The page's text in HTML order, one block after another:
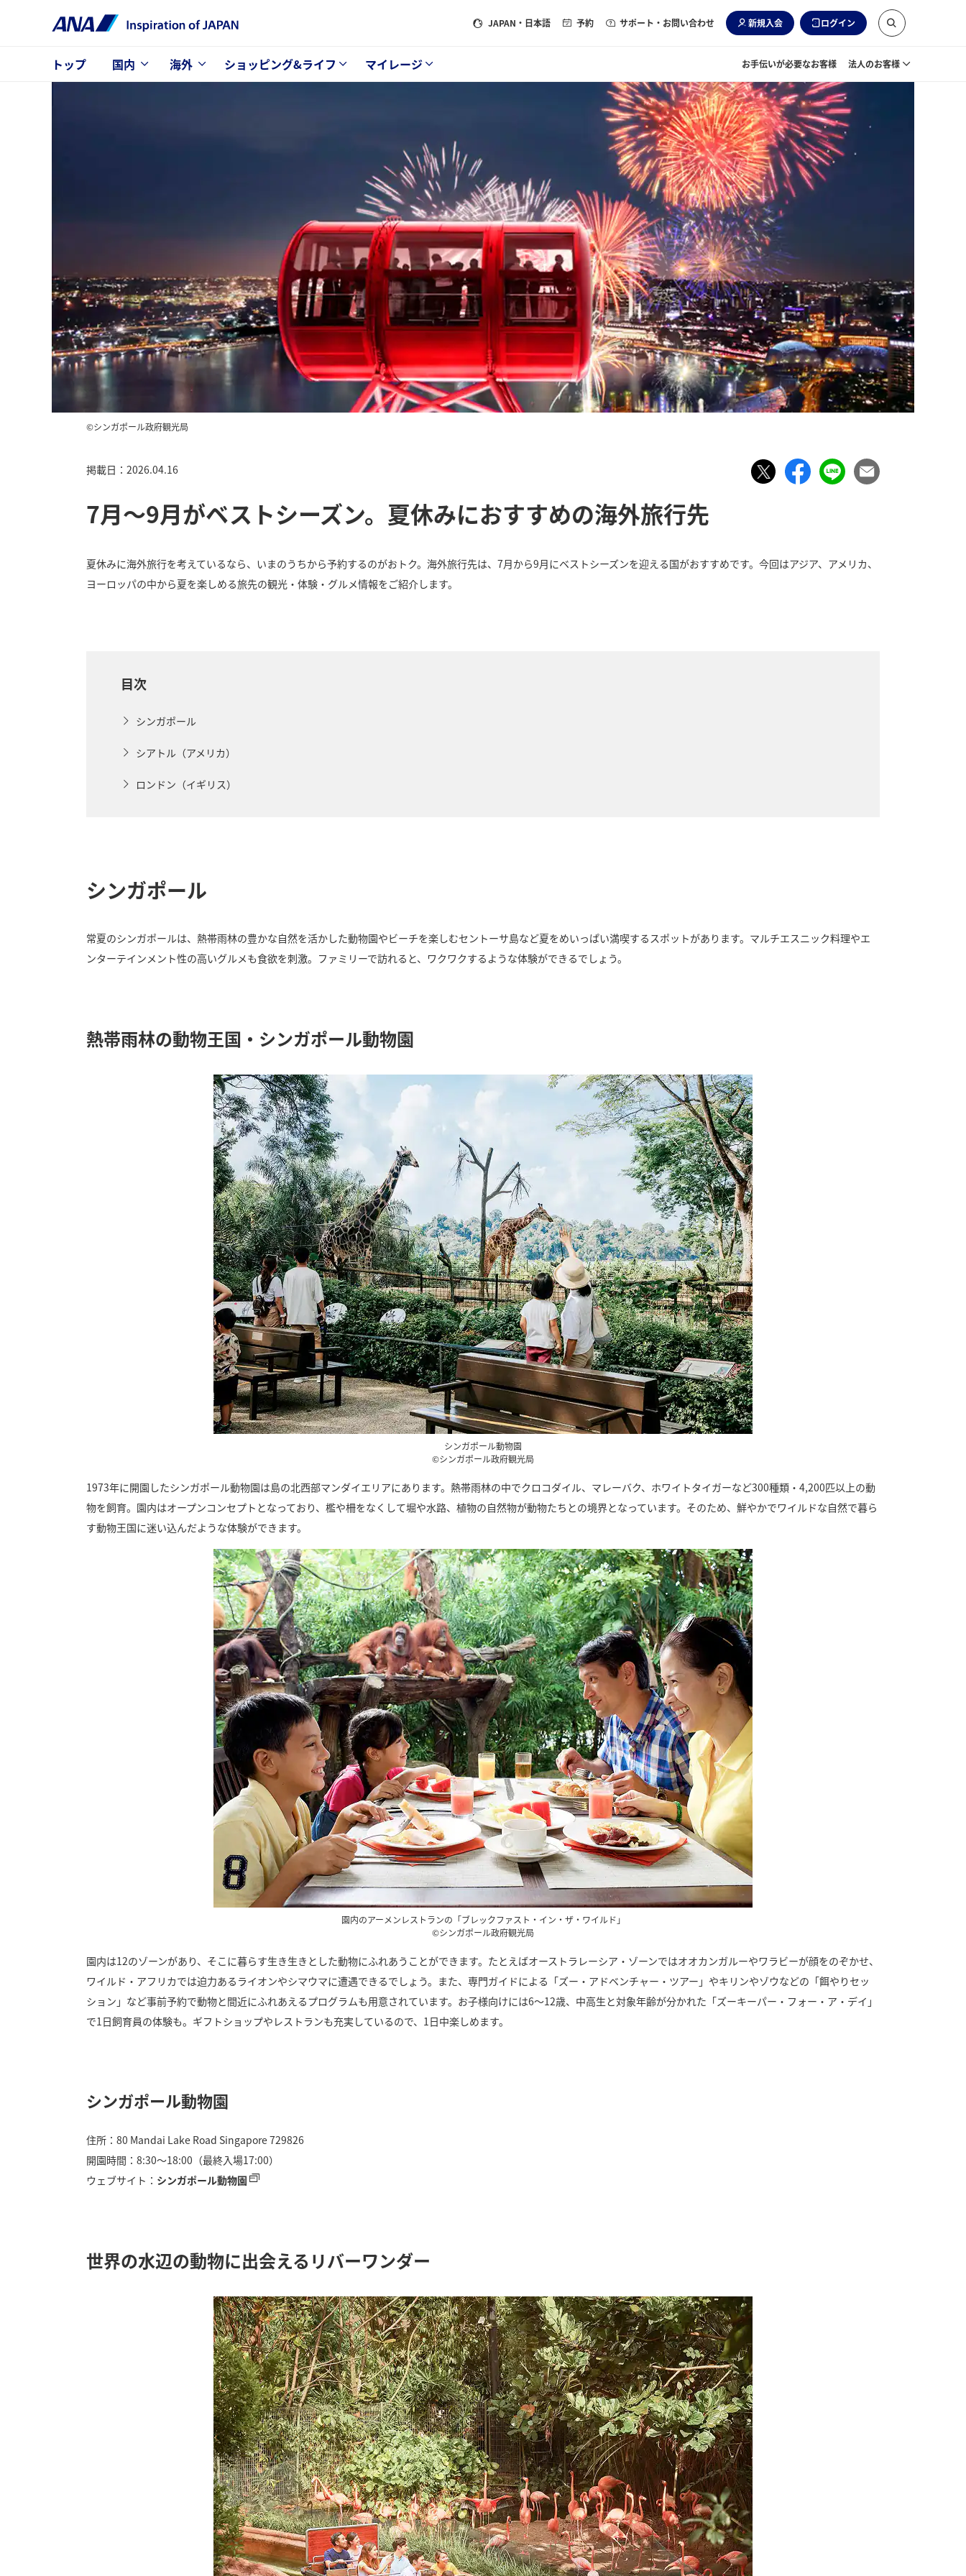
JAPAN ・日本語 予約 サポート・お問い合わせ 新規入会 ログイン
トップ 国内 海外 ショッピング&ライフ マイレージ お手伝いが必要なお客様 法人のお客様
©シンガポール政府観光局
掲載日：2026.04.16
7月〜9月がベストシーズン。夏休みにおすすめの海外旅行先
夏休みに海外旅行を考えているなら、いまのうちから予約するのがおトク。海外旅行先は、7月から9月にベストシーズンを迎える国がおすすめです。今回はアジア、アメリカ、
ヨーロッパの中から夏を楽しめる旅先の観光・体験・グルメ情報をご紹介します。
目次
シンガポール
シアトル（アメリカ）
ロンドン（イギリス）
シンガポール
常夏のシンガポールは、熱帯雨林の豊かな自然を活かした動物園やビーチを楽しむセントーサ島など夏をめいっぱい満喫するスポットがあります。マルチエスニック料理やエ
ンターテインメント性の高いグルメも食欲を刺激。ファミリーで訪れると、ワクワクするような体験ができるでしょう。
熱帯雨林の動物王国・シンガポール動物園
シンガポール動物園
©シンガポール政府観光局
1973年に開園したシンガポール動物園は島の北西部マンダイエリアにあります。熱帯雨林の中でクロコダイル、マレーバク、ホワイトタイガーなど300種類・4,200匹以上の動
物を飼育。園内はオープンコンセプトとなっており、檻や柵をなくして堀や水路、植物の自然物が動物たちとの境界となっています。そのため、鮮やかでワイルドな自然で暮ら
す動物王国に迷い込んだような体験ができます。
園内のアーメンレストランの「ブレックファスト・イン・ザ・ワイルド」
©シンガポール政府観光局
園内は12のゾーンがあり、そこに暮らす生き生きとした動物にふれあうことができます。たとえばオーストラレーシア・ゾーンではオオカンガルーやワラビーが顔をのぞかせ、
ワイルド・アフリカでは迫力あるライオンやシマウマに遭遇できるでしょう。また、専門ガイドによる「ズー・アドベンチャー・ツアー」やキリンやゾウなどの「餌やりセッ
ション」など事前予約で動物と間近にふれあえるプログラムも用意されています。お子様向けには6〜12歳、中高生と対象年齢が分かれた「ズーキーパー・フォー・ア・デイ」
で1日飼育員の体験も。ギフトショップやレストランも充実しているので、1日中楽しめます。
シンガポール動物園
住所：80 Mandai Lake Road Singapore 729826
開園時間：8:30〜18:00（最終入場17:00）
ウェブサイト： シンガポール動物園
世界の水辺の動物に出会えるリバーワンダー